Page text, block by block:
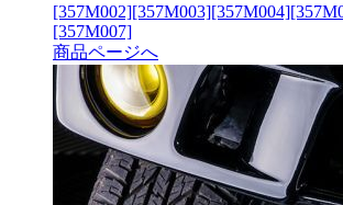
[357M007]
商品ページへ